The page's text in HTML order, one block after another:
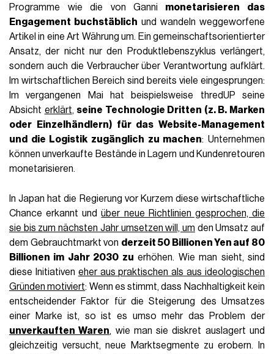
Programme wie die von Ganni monetarisieren das
Engagement buchstäblich und wandeln weggeworfene
Artikel in eine Art Währung um. Ein gemeinschaftsorientierter
Ansatz, der nicht nur den Produktlebenszyklus verlängert,
sondern auch die Verbraucher über Verantwortung aufklärt.
Im wirtschaftlichen Bereich sind bereits viele eingesprungen:
Im vergangenen Mai hat beispielsweise thredUP seine
Absicht erklärt, seine Technologie Dritten (z. B. Marken
oder Einzelhändlern) für das Website-Management
und die Logistik zugänglich zu machen: Unternehmen
können unverkaufte Bestände in Lagern und Kundenretouren
monetarisieren.
In Japan hat die Regierung vor Kurzem diese wirtschaftliche
Chance erkannt undüber neue Richtlinien gesprochen, die
sie bis zum nächsten Jahr umsetzen will, um den Umsatz auf
dem Gebrauchtmarkt von derzeit 50 Billionen Yen auf 80
Billionen im Jahr 2030 zu erhöhen. Wie man sieht, sind
diese Initiativen eher aus praktischen als aus ideologischen
Gründen motiviert: Wenn es stimmt, dass Nachhaltigkeit kein
entscheidender Faktor für die Steigerung des Umsatzes
einer Marke ist, so ist es umso mehr das Problem der
unverkauften Waren, wie man sie diskret auslagert und
gleichzeitig versucht, neue Marktsegmente zu erobern. In